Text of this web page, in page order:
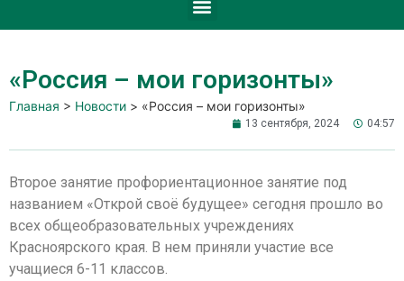
«Россия – мои горизонты»
Главная > Новости > «Россия – мои горизонты»
13 сентября, 2024 04:57
Второе занятие профориентационное занятие под
названием «Открой своё будущее» сегодня прошло во
всех общеобразовательных учреждениях
Красноярского края. В нем приняли участие все
учащиеся 6-11 классов.